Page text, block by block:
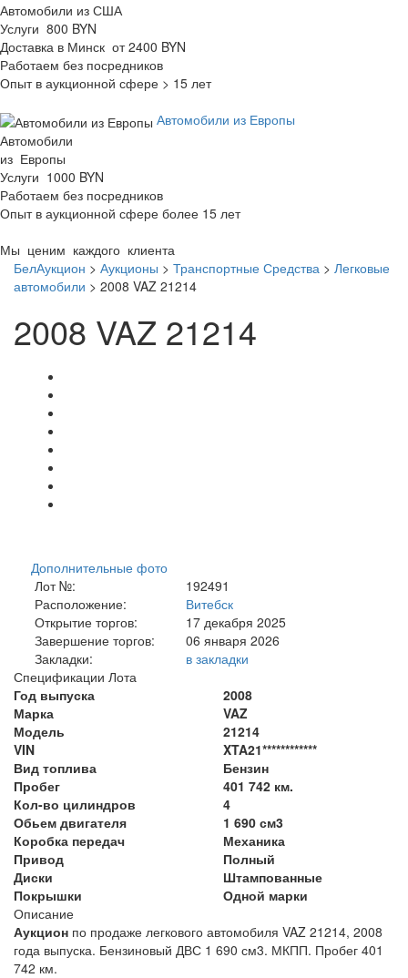
Автомобили из США
Услуги 800 BYN
Доставка в Минск от 2400 BYN
Работаем без посредников
Опыт в аукционной сфере > 15 лет
Автомобили из Европы
Автомобили
из Европы
Услуги 1000 BYN
Работаем без посредников
Опыт в аукционной сфере более 15 лет
Мы ценим каждого клиента
БелАукцион > Аукционы > Транспортные Средства > Легковые
автомобили > 2008 VAZ 21214
2008 VAZ 21214
Дополнительные фото
Лот №:
192491
Расположение:
Витебск
Открытие торгов:
17 декабря 2025
Завершение торгов:
06 января 2026
Закладки:
в закладки
Спецификации Лота
Год выпуска
2008
Марка
VAZ
Модель
21214
VIN
XTA21************
Вид топлива
Бензин
Пробег
401 742 км.
Кол-во цилиндров
4
Обьем двигателя
1 690 см3
Коробка передач
Механика
Привод
Полный
Диски
Штампованные
Покрышки
Одной марки
Описание
Аукцион по продаже легкового автомобиля VAZ 21214, 2008
года выпуска. Бензиновый ДВС 1 690 см3. МКПП. Пробег 401
742 км.